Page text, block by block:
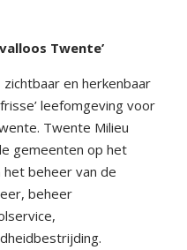
Twente’
en herkenbaar
leefomgeving voor
Twente Milieu
gemeenten op het
het beheer van de
beheer